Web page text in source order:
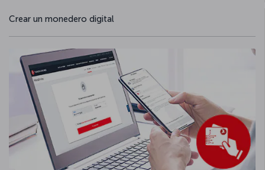
Crear un monedero digital